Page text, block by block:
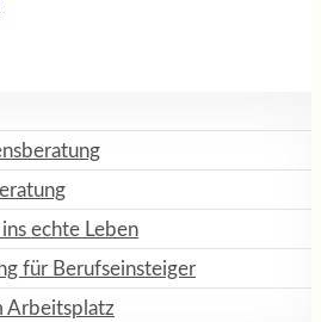
echte Leben
für Berufseinsteiger
Arbeitsplatz